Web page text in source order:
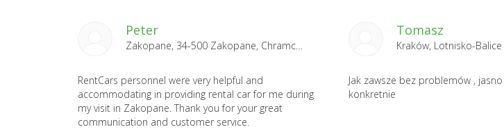
Peter
RentCars personnel were very helpful and
accommodating in providing rental car for me during
my visit in Zakopane. Thank you for your great
communication and customer service.
Tomasz
Kraków, Lotnisko-
Jak zawsze bez problemów ,
konkretnie